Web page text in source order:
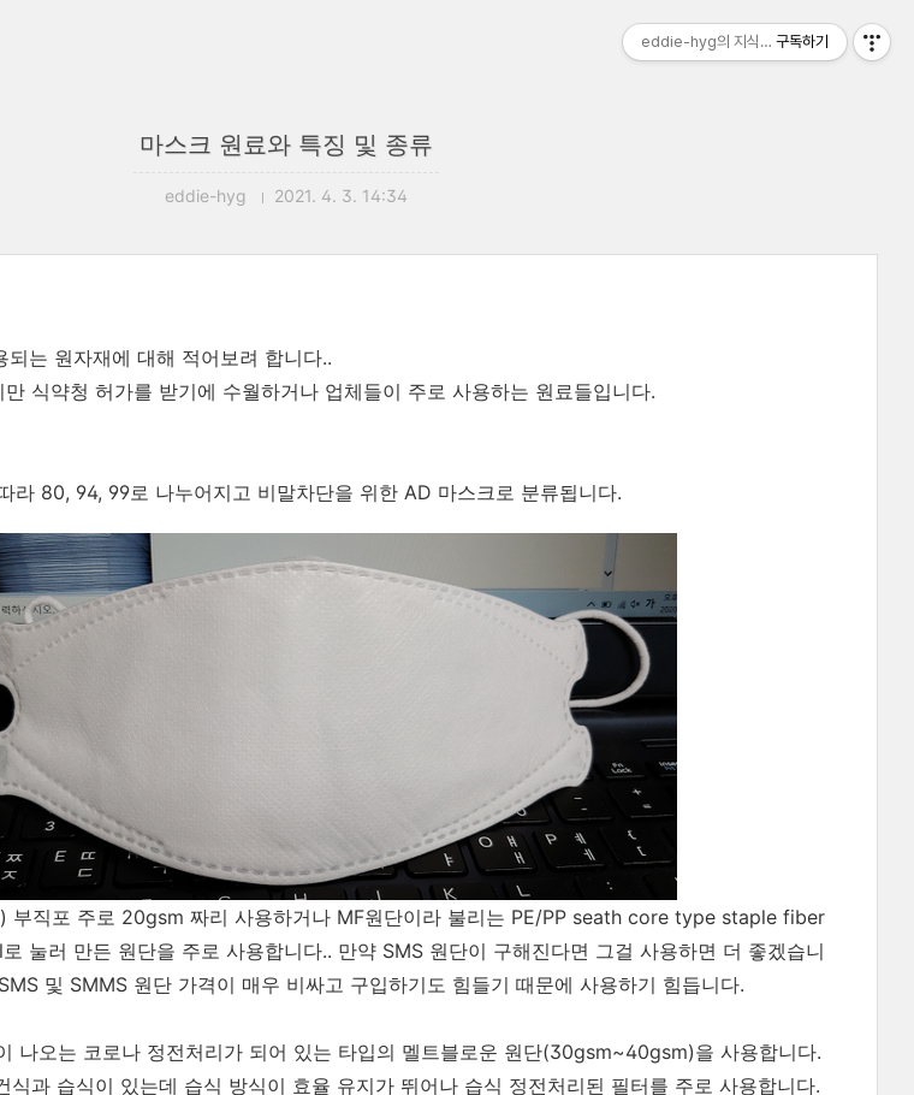
마스크 원료와 특징 및 종류
eddie-hyg 2021. 4. 3. 14:34
는 원자재에 대해 적어보려 합니다..
식약청 허가를 받기에 수월하거나 업체들이 주로 사용하는 원료들입니다.
라 80, 94, 99로 나누어지고 비말차단을 위한 AD 마스크로 분류됩니다.
부직포 주로 20gsm 짜리 사용하거나 MF원단이라 불리는 PE/PP seath core type staple fiber
눌러 만든 원단을 주로 사용합니다.. 만약 SMS 원단이 구해진다면 그걸 사용하면 더 좋겠습니
및 SMMS 원단 가격이 매우 비싸고 구입하기도 힘들기 때문에 사용하기 힘듭니다.
나오는 코로나 정전처리가 되어 있는 타입의 멜트블로운 원단(30gsm~40gsm)을 사용합니다.
식과 습식이 있는데 습식 방식이 효율 유지가 뛰어나 습식 정전처리된 필터를 주로 사용합니다.
eddie-hyg의 지식 창고구독하기